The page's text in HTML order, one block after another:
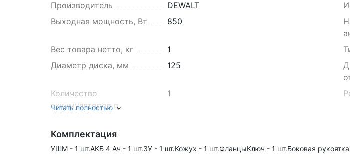
Производитель
DEWALT
Выходная мощность, Вт
850
Вес товара нетто, кг 1
Диаметр диска, мм
125
Количество
аккумуляторов в
1
Уровень шума, дБ (А)
Уровень звуковой
95
Читать полностью
Комплектация
УШМ - 1 шт.АКБ 4 Ач - 1 шт.ЗУ - 1 шт.Кожух - 1 шт.ФланцыКлюч - 1 шт.Боковая рукоятка